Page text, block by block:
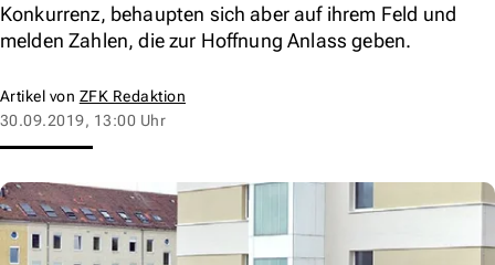
Konkurrenz, behaupten sich aber auf ihrem Feld und
melden Zahlen, die zur Hoffnung Anlass geben.
Artikel von ZFK Redaktion
30.09.2019, 13:00 Uhr